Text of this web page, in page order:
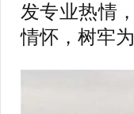
发专业热情
情怀，树牢